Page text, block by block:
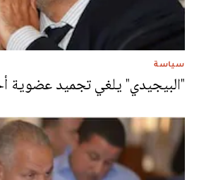
سياسة
"البيجيدي" يلغي تجميد عضوية